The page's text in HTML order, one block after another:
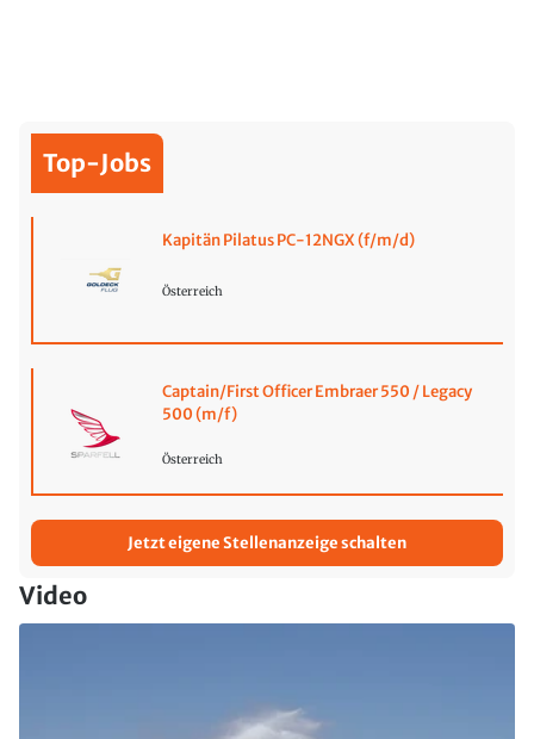
Top-Jobs
Kapitän Pilatus PC-12NGX (f/m/d)
Österreich
Captain/First Officer Embraer 550 / Legacy
500 (m/f)
Österreich
Jetzt eigene Stellenanzeige schalten
Video